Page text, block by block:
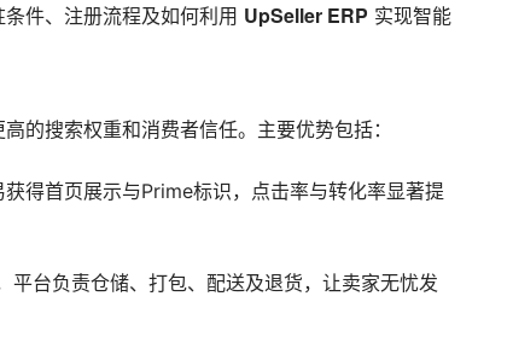
件、注册流程及如何利用 UpSeller ERP 实现智能
的搜索权重和消费者信任。主要优势包括：
得首页展示与Prime标识，点击率与转化率显著提
台负责仓储、打包、配送及退货，让卖家无忧发